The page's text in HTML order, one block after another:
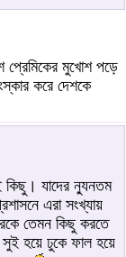
প্রেমিকের মুখোশ পড়ে
করে দেশকে
কিছু। যাদের ন্যুনতম
এরা সংখ্যায়
তেমন কিছু করতে
হয়ে ঢুকে ফাল হয়ে